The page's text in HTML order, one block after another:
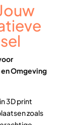
Omgeving
3D print
zoals